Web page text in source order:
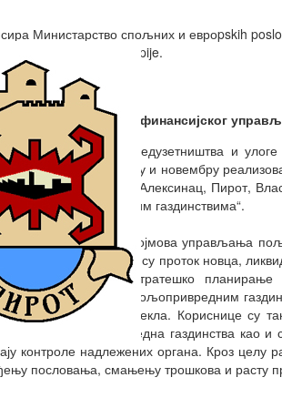
Министарство спољних и евроpskih
Beogradske nadbiskupije.
менаџмента и финансијског
женског предузетништва и
је у октобру и новембру
партнерске општине: Алексинац, Пирот,
управљања малим газдинствима“.
основних појмова управљања
писменост, као што су проток новца,
планирање и стратешко
и о Правилнику о пољопривредним
хране биљног порекла. Кориснице су
за пољопривредна газдинства као
контроле надлежених органа. Кроз целу
пословања, смањењу трошкова и расту